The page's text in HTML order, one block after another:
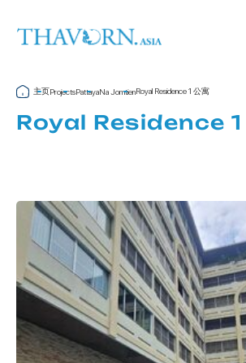
主页ProjectsPattayaNa JomtienRoyal Residence 1 公寓
Royal Residence 1